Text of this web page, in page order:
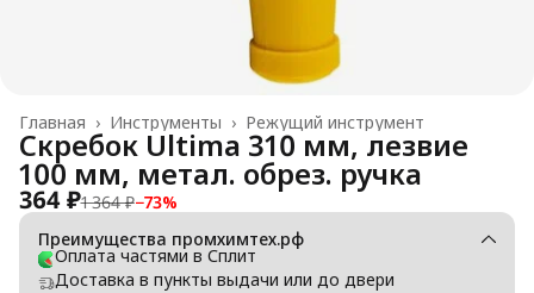
Режущий инструмент
Инструменты ›
Главная ›
Скребок Ultima 310 мм, лезвие
100 мм, метал. обрез. ручка
364 ₽1 364 ₽−73%
Преимущества промхимтех.рф
Оплата частями в Сплит
Доставка в пункты выдачи или до двери